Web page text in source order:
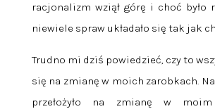
racjonalizm wziął górę i choć było
niewiele spraw układało się tak jak
Trudno mi dziś powiedzieć, czy to
się na zmianę w moich zarobkach.
przełożyło na zmianę w